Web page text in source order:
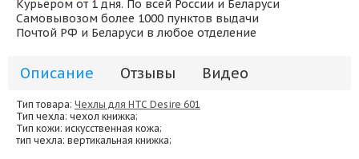
Курьером от 1 дня. По всей России и Беларуси
Самовывозом более 1000 пунктов выдачи
Почтой РФ и Беларуси в любое отделение
Описание Отзывы Видео
Тип товара: Чехлы для HTC Desire 601
Тип чехла: чехол книжка;
Тип кожи: искусственная кожа;
тип чехла: вертикальная книжка;